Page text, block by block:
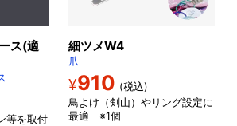
ス(適
等を取付
細ツメW4
爪
¥910 (税込)
鳥よけ（剣山）やリング設定に
最適 ※1個